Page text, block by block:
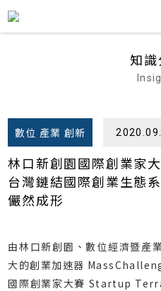
nDX台灣新聞數位創新計畫
TDX臺灣產業數位轉型量表
活動訊息 Events
會員服務
轉型案例分享
課程與工作坊
協會活動
會員活動
其他活動
知識
數位 產業 創新
林口新創園國際創業家
台灣鏈結國際創業生態
儼然成形
由林口新創園、數位經濟暨產
大的創業加速器
國際創業家大賽 Startup